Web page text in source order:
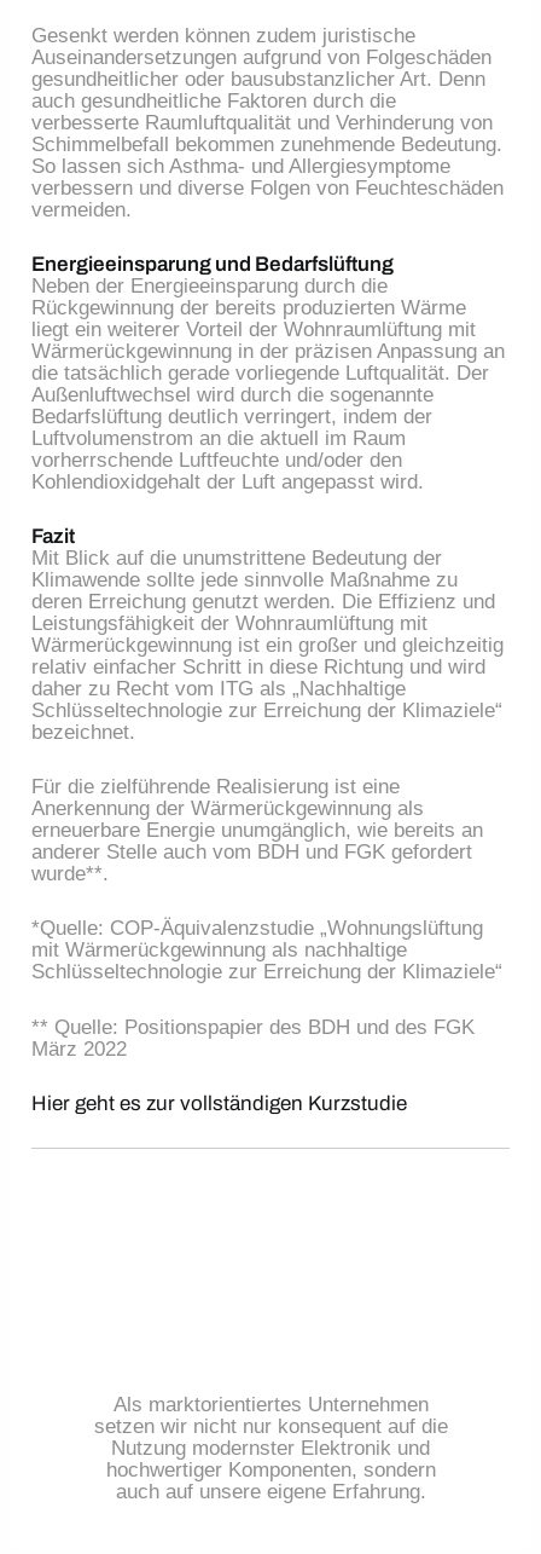
Gesenkt werden können zudem juristische
Auseinandersetzungen aufgrund von Folgeschäden
gesundheitlicher oder bausubstanzlicher Art. Denn
auch gesundheitliche Faktoren durch die
verbesserte Raumluftqualität und Verhinderung von
Schimmelbefall bekommen zunehmende Bedeutung.
So lassen sich Asthma- und Allergiesymptome
verbessern und diverse Folgen von Feuchteschäden
vermeiden.
Energieeinsparung und Bedarfslüftung
Neben der Energieeinsparung durch die
Rückgewinnung der bereits produzierten Wärme
liegt ein weiterer Vorteil der Wohnraumlüftung mit
Wärmerückgewinnung in der präzisen Anpassung an
die tatsächlich gerade vorliegende Luftqualität. Der
Außenluftwechsel wird durch die sogenannte
Bedarfslüftung deutlich verringert, indem der
Luftvolumenstrom an die aktuell im Raum
vorherrschende Luftfeuchte und/oder den
Kohlendioxidgehalt der Luft angepasst wird.
Fazit
Mit Blick auf die unumstrittene Bedeutung der
Klimawende sollte jede sinnvolle Maßnahme zu
deren Erreichung genutzt werden. Die Effizienz und
Leistungsfähigkeit der Wohnraumlüftung mit
Wärmerückgewinnung ist ein großer und gleichzeitig
relativ einfacher Schritt in diese Richtung und wird
daher zu Recht vom ITG als „Nachhaltige
Schlüsseltechnologie zur Erreichung der Klimaziele“
bezeichnet.
Für die zielführende Realisierung ist eine
Anerkennung der Wärmerückgewinnung als
erneuerbare Energie unumgänglich, wie bereits an
anderer Stelle auch vom BDH und FGK gefordert
wurde**.
*Quelle: COP-Äquivalenzstudie „Wohnungslüftung
mit Wärmerückgewinnung als nachhaltige
Schlüsseltechnologie zur Erreichung der Klimaziele“
** Quelle: Positionspapier des BDH und des FGK
März 2022
Hier geht es zur vollständigen Kurzstudie
Als marktorientiertes Unternehmen
setzen wir nicht nur konsequent auf die
Nutzung modernster Elektronik und
hochwertiger Komponenten, sondern
auch auf unsere eigene Erfahrung.